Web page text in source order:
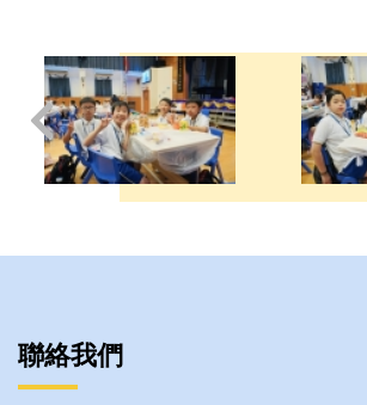
聯絡我們